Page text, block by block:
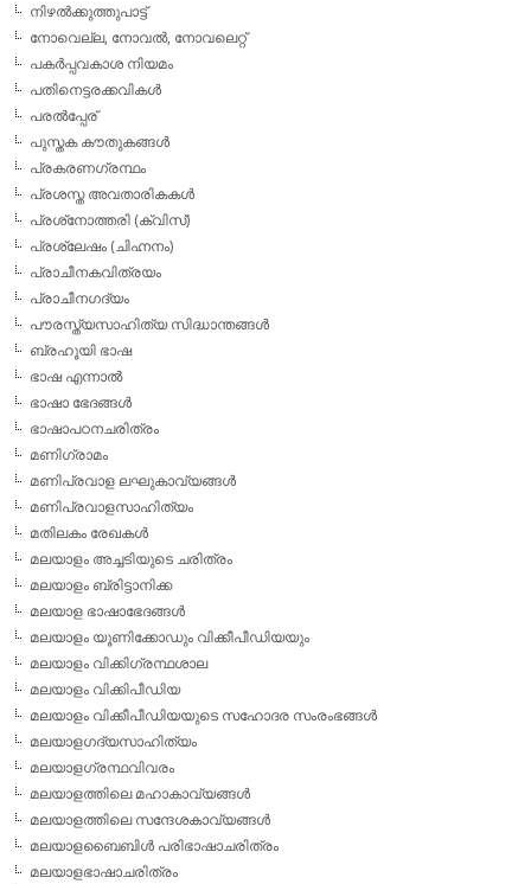
നിഴല്‍ക്കുത്തുപാട്ട്
നോവെല്ല, നോവല്‍, നോവലെറ്റ്
പകര്‍പ്പവകാശ നിയമം
പതിനെട്ടരക്കവികള്‍
പരല്‍പ്പേര്
പുസ്തക കൗതുകങ്ങള്‍
പ്രകരണഗ്രന്ഥം
പ്രശസ്ത അവതാരികകള്‍
പ്രശ്‌നോത്തരി (ക്വിസ്)
പ്രശ്ലേഷം (ചിഹ്നനം)
പ്രാചീനകവിത്രയം
പ്രാചീനഗദ്യം
പൗരസ്ത്യസാഹിത്യ സിദ്ധാന്തങ്ങള്‍
ബ്രഹൂയി ഭാഷ
ഭാഷ എന്നാല്‍
ഭാഷാ ഭേദങ്ങള്‍
ഭാഷാപഠനചരിത്രം
മണിഗ്രാമം
മണിപ്രവാള ലഘുകാവ്യങ്ങള്‍
മണിപ്രവാളസാഹിത്യം
മതിലകം രേഖകള്‍
മലയാളം അച്ചടിയുടെ ചരിത്രം
മലയാളം ബ്രിട്ടാനിക്ക
മലയാള ഭാഷാഭേദങ്ങള്‍
മലയാളം യൂണിക്കോഡും വിക്കീപീഡിയയും
മലയാളം വിക്കിഗ്രന്ഥശാല
മലയാളം വിക്കിപീഡിയ
മലയാളം വിക്കീപീഡിയയുടെ സഹോദര സംരംഭങ്ങള്‍
മലയാളഗദ്യസാഹിത്യം
മലയാളഗ്രന്ഥവിവരം
മലയാളത്തിലെ മഹാകാവ്യങ്ങള്‍
മലയാളത്തിലെ സന്ദേശകാവ്യങ്ങള്‍
മലയാളബൈബിള്‍ പരിഭാഷാചരിത്രം
മലയാളഭാഷാചരിത്രം